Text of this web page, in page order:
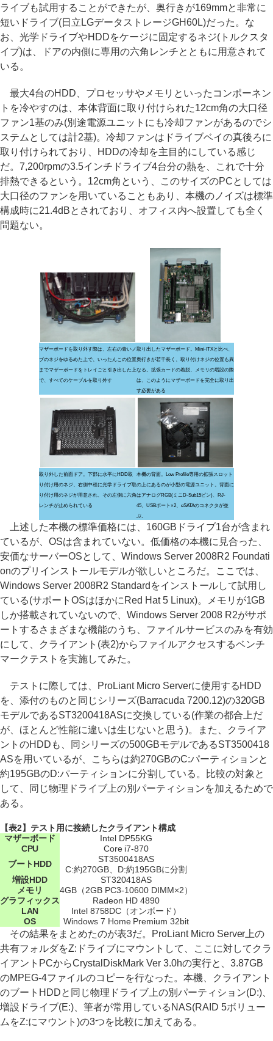
ライブも試用することができたが、奥行きが169mmと非常に
短いドライブ(日立LGデータストレージGH60L)だった。な
お、光学ドライブやHDDをケージに固定するネジ(トルクスタ
イプ)は、ドアの内側に専用の六角レンチとともに用意されて
いる。
最大4台のHDD、プロセッサやメモリといったコンポーネン
トを冷やすのは、本体背面に取り付けられた12cm角の大口径
ファン1基のみ(別途電源ユニットにも冷却ファンがあるのでシ
ステムとしては計2基)。冷却ファンはドライブベイの真後ろに
取り付けられており、HDDの冷却を主目的にしている感じ
だ。7,200rpmの3.5インチドライブ4台分の熱を、これで十分
排熱できるという。12cm角という、このサイズのPCとしては
大口径のファンを用いていることもあり、本機のノイズは標準
構成時に21.4dBとされており、オフィス内へ設置しても全く
問題ない。
マザーボードを取り外す際は、左右の青いノ
ブのネジをゆるめた上で、いったんこの位置
までマザーボードをトレイごと引き出した上
で、すべてのケーブルを取り外す
取り出したマザーボード。Mini-ITXと比べ、
奥行きが若干長く、取り付けネジの位置も異
なる。拡張カードの着脱、メモリの増設の際
は、このようにマザーボードを完全に取り出
す必要がある
取り外した前面ドア。下部に水平にHDD取
り付け用のネジ、右側中程に光学ドライブ取
り付け用のネジが用意され、その左側に六角
レンチが止められている
本機の背面。Low Profile専用の拡張スロット
の上にあるのが小型の電源ユニット。背面に
はアナログRGB(ミニD-Sub15ピン)、RJ-
45、USBポート×2、eSATAのコネクタが並
ぶ。
上述した本機の標準価格には、160GBドライブ1台が含まれ
ているが、OSは含まれていない。低価格の本機に見合った、
安価なサーバーOSとして、Windows Server 2008R2 Foundati
onのプリインストールモデルが欲しいところだ。ここでは、
Windows Server 2008R2 Standardをインストールして試用し
ている(サポートOSはほかにRed Hat 5 Linux)。メモリが1GB
しか搭載されていないので、Windows Server 2008 R2がサポ
ートするさまざまな機能のうち、ファイルサービスのみを有効
にして、クライアント(表2)からファイルアクセスするベンチ
マークテストを実施してみた。
テストに際しては、ProLiant Micro Serverに使用するHDD
を、添付のものと同じシリーズ(Barracuda 7200.12)の320GB
モデルであるST3200418ASに交換している(作業の都合上だ
が、ほとんど性能に違いは生じないと思う)。また、クライア
ントのHDDも、同シリーズの500GBモデルであるST3500418
ASを用いているが、こちらは約270GBのC:パーティションと
約195GBのD:パーティションに分割している。比較の対象と
して、同じ物理ドライブ上の別パーティションを加えるためで
ある。
【表2】テスト用に接続したクライアント構成
マザーボード
Intel DP55KG
CPU
Core i7-870
ブートHDD
ST3500418AS
C:約270GB、D:約195GBに分割
増設HDD
ST320418AS
メモリ
4GB（2GB PC3-10600 DIMM×2）
グラフィックス
Radeon HD 4890
LAN
Intel 8758DC（オンボード）
OS
Windows 7 Home Premium 32bit
その結果をまとめたのが表3だ。ProLiant Micro Server上の
共有フォルダをZ:ドライブにマウントして、ここに対してクラ
イアントPCからCrystalDiskMark Ver 3.0hの実行と、3.87GB
のMPEG-4ファイルのコピーを行なった。本機、クライアント
のブートHDDと同じ物理ドライブ上の別パーティション(D:)、
増設ドライブ(E:)、筆者が常用しているNAS(RAID 5ボリュー
ムをZ:にマウント)の3つを比較に加えてある。